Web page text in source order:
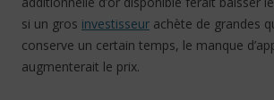
si un gros investisseur achète de grandes
conserve un certain temps, le manque
augmenterait le prix.